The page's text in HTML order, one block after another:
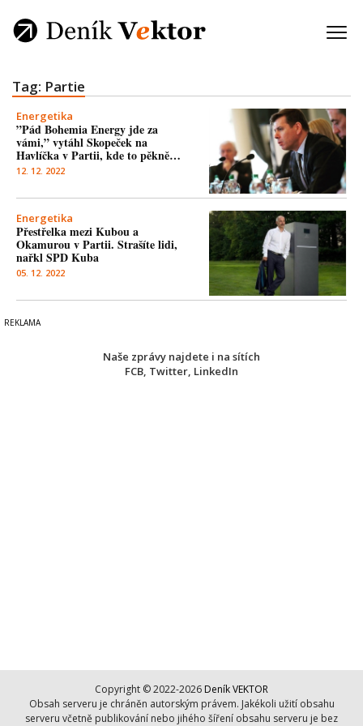
Tag: Partie
Energetika
”Pád Bohemia Energy jde za
vámi,” vytáhl Skopeček na
Havlíčka v Partii, kde to pěkně…
12. 12. 2022
Energetika
Přestřelka mezi Kubou a
Okamurou v Partii. Strašíte lidi,
nařkl SPD Kuba
05. 12. 2022
Naše zprávy najdete i na sítích
FCB, Twitter, LinkedIn
Copyright © 2022-2026 Deník VEKTOR
Obsah serveru je chráněn autorským právem. Jakékoli užití obsahu
serveru včetně publikování nebo jihého šíření obsahu serveru je bez